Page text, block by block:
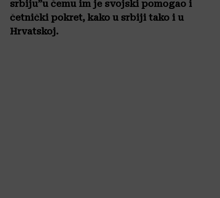
srbiju”u čemu im je svojski pomogao i
četnički pokret, kako u srbiji tako i u
Hrvatskoj.